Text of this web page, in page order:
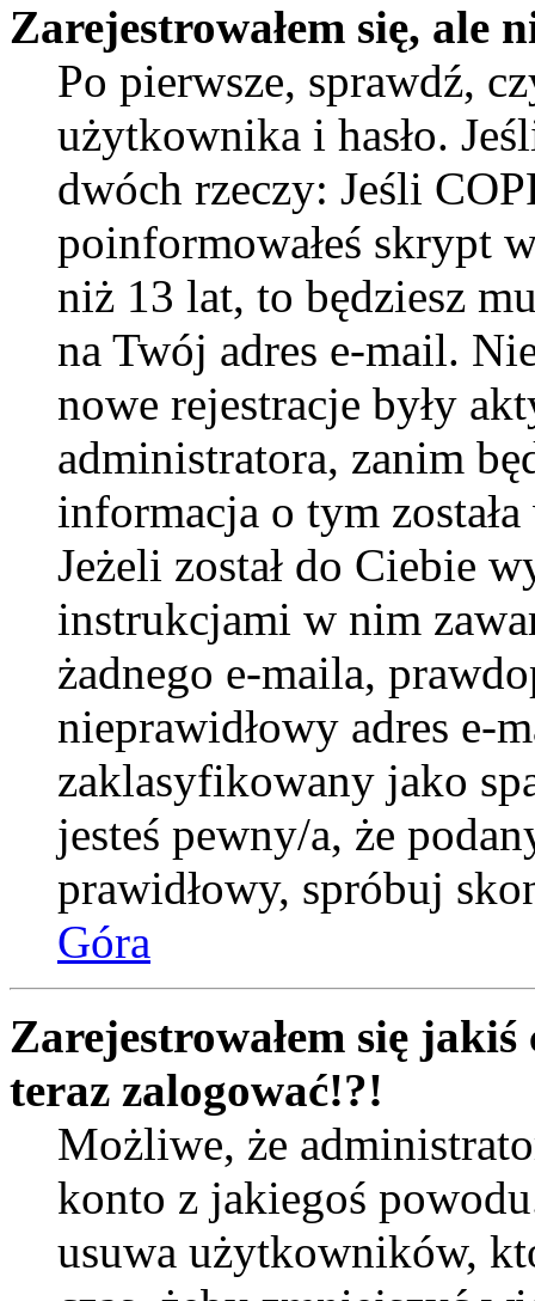
Zarejestrowałem się, ale
Po pierwsze, sprawdź,
użytkownika i hasło.
dwóch rzeczy: Jeśli
poinformowałeś skrypt
niż 13 lat, to będziesz
na Twój adres e-mail.
nowe rejestracje były
administratora, zanim
informacja o tym
Jeżeli został do Ciebie
instrukcjami w nim
żadnego e-maila,
nieprawidłowy adres e-
zaklasyfikowany jako
jesteś pewny/a, że
prawidłowy, spróbuj
Góra
Zarejestrowałem się jakiś
teraz zalogować!?!
Możliwe, że
konto z jakiegoś
usuwa użytkowników,